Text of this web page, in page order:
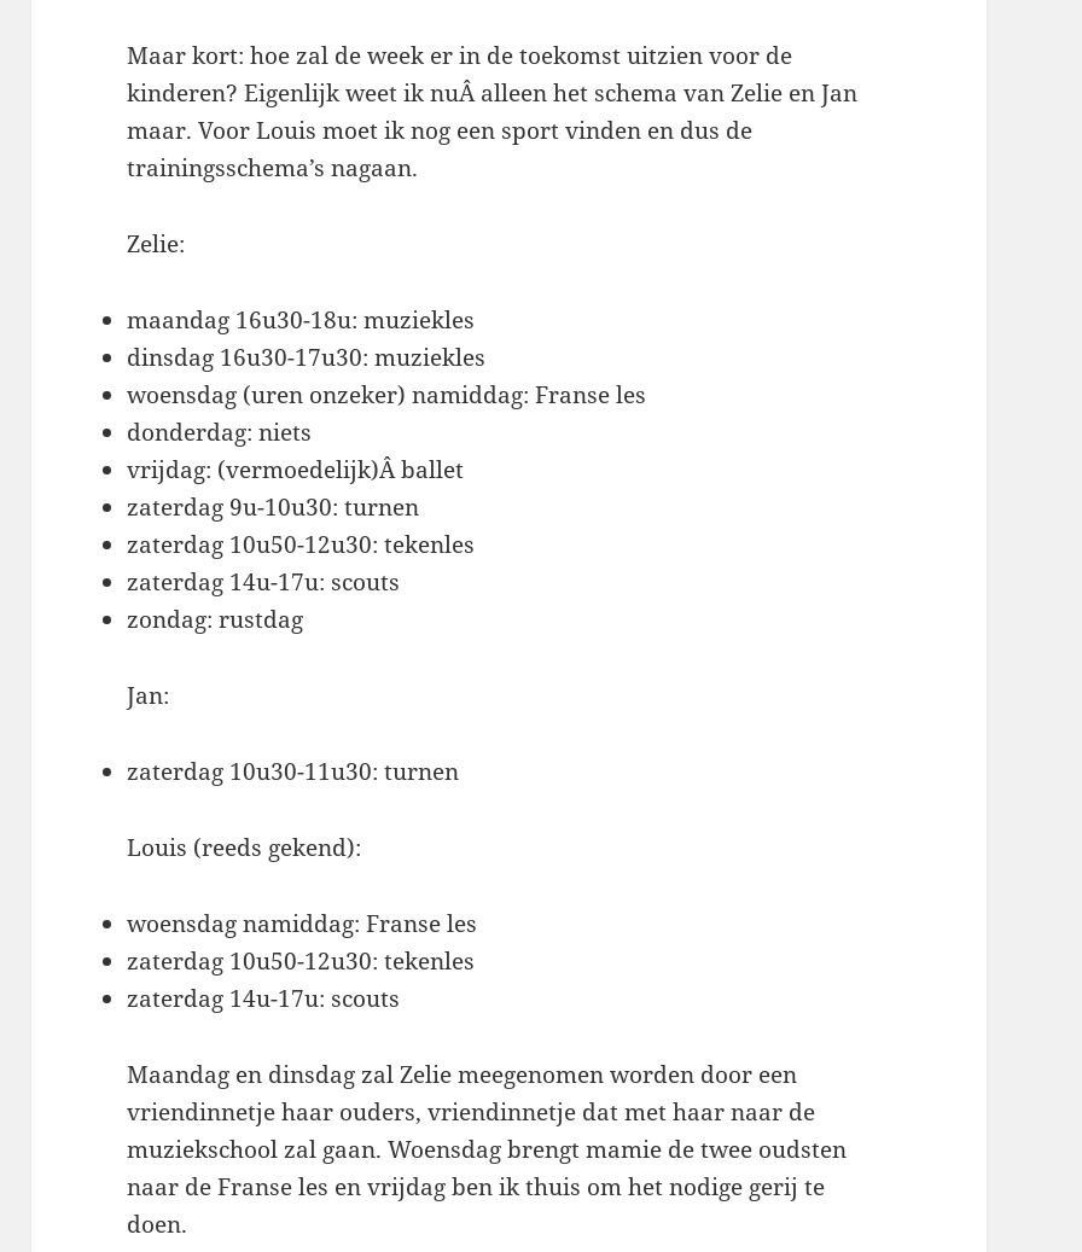
Maar kort: hoe zal de week er in de toekomst uitzien voor de
kinderen? Eigenlijk weet ik nuÂ alleen het schema van Zelie en Jan
maar. Voor Louis moet ik nog een sport vinden en dus de
trainingsschema’s nagaan.
Zelie:
maandag 16u30-18u: muziekles
dinsdag 16u30-17u30: muziekles
woensdag (uren onzeker) namiddag: Franse les
donderdag: niets
vrijdag: (vermoedelijk)Â ballet
zaterdag 9u-10u30: turnen
zaterdag 10u50-12u30: tekenles
zaterdag 14u-17u: scouts
zondag: rustdag
Jan:
zaterdag 10u30-11u30: turnen
Louis (reeds gekend):
woensdag namiddag: Franse les
zaterdag 10u50-12u30: tekenles
zaterdag 14u-17u: scouts
Maandag en dinsdag zal Zelie meegenomen worden door een
vriendinnetje haar ouders, vriendinnetje dat met haar naar de
muziekschool zal gaan. Woensdag brengt mamie de twee oudsten
naar de Franse les en vrijdag ben ik thuis om het nodige gerij te
doen.